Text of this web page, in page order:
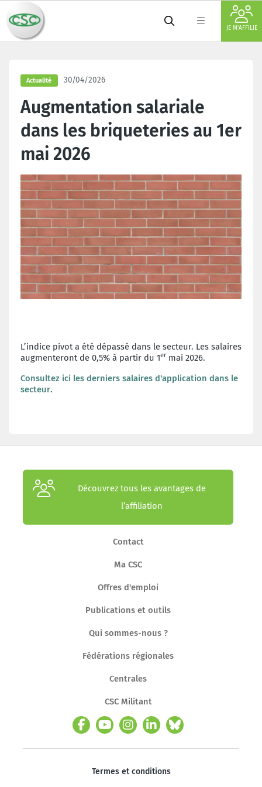
JE M'AFFILIE
Actualité 30/04/2026
Augmentation salariale
dans les briqueteries au 1er
mai 2026
L’indice pivot a été dépassé dans le secteur. Les salaires
augmenteront de 0,5% à partir du 1er mai 2026.
Consultez ici les derniers salaires d'application dans le
secteur.
Découvrez tous les avantages de
l’affiliation
Contact
Ma CSC
Offres d'emploi
Publications et outils
Qui sommes-nous ?
Fédérations régionales
Centrales
CSC Militant
Termes et conditions